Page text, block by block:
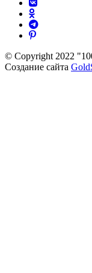
© Copyright 2022
Создание сайта